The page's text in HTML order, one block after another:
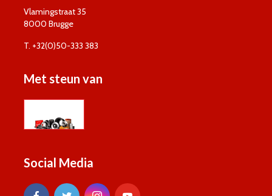
Vlamingstraat 35
8000 Brugge
T. +32(0)50-333 383
Met steun van
Social Media